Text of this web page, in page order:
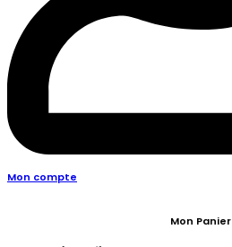
Mon compte
Mon Panier